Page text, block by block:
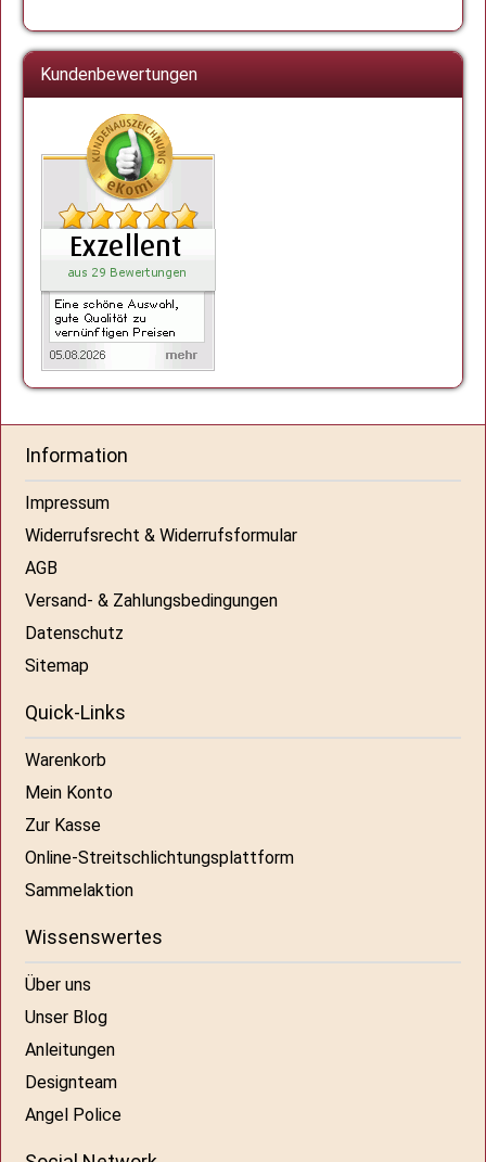
Kundenbewertungen
Information
Impressum
Widerrufsrecht & Widerrufsformular
AGB
Versand- & Zahlungsbedingungen
Datenschutz
Sitemap
Quick-Links
Warenkorb
Mein Konto
Zur Kasse
Online-Streitschlichtungsplattform
Sammelaktion
Wissenswertes
Über uns
Unser Blog
Anleitungen
Designteam
Angel Police